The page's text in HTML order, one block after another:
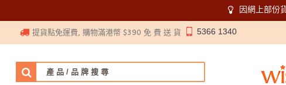
因網上部份
提貨點免運費, 購物滿港幣 $390 免 費 送 貨 5366 1340